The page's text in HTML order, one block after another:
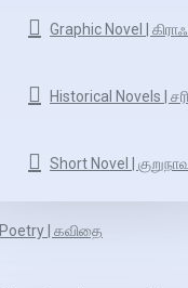
Graphic Novel |
Historical Novels |
Short Novel |
Poetry | கவிதை